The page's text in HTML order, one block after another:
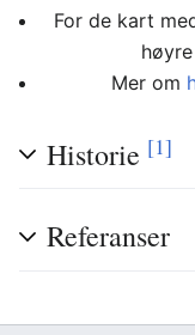
For de kart
Mer om
Historie [1]
Referanser